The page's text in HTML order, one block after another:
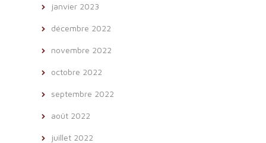
janvier 2023
décembre 2022
novembre 2022
octobre 2022
septembre 2022
août 2022
juillet 2022